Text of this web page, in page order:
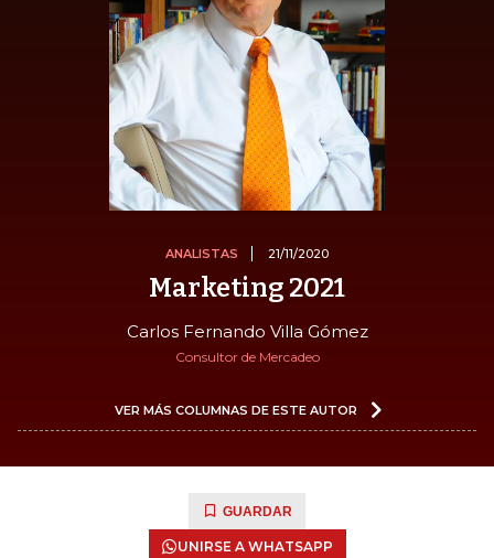
ANALISTAS 21/11/2020
Marketing 2021
Carlos Fernando Villa Gómez
Consultor de Mercadeo
VER MÁS COLUMNAS DE ESTE AUTOR
GUARDAR
UNIRSE A WHATSAPP